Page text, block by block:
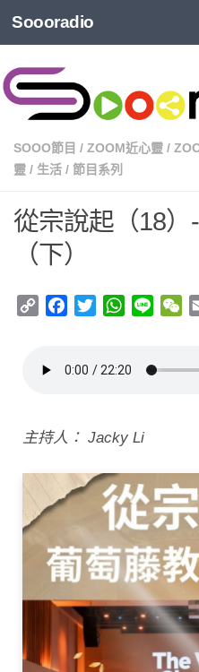
Soooradio
SOOO節目 / ZOOM近心靈 /
靈 / 生活 / 節目系列
從宗說起（18
（下）
Copy
Facebook
TwitterWhatsApp
Line
主持人： Jacky Li